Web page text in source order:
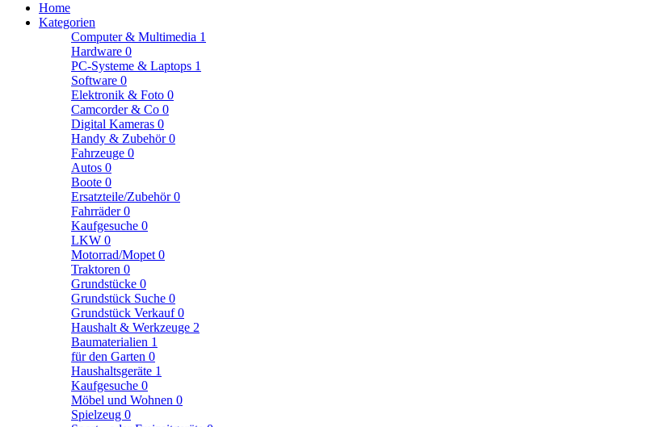
Home
Kategorien
Computer & Multimedia 1
Hardware 0
PC-Systeme & Laptops 1
Software 0
Elektronik & Foto 0
Camcorder & Co 0
Digital Kameras 0
Handy & Zubehör0
Fahrzeuge 0
Autos 0
Boote 0
Ersatzteile/Zubehör0
Fahrräder0
Kaufgesuche 0
LKW 0
Motorrad/Mopet 0
Traktoren 0
Grundstücke 0
Grundstück Suche 0
Grundstück Verkauf0
Haushalt & Werkzeuge 2
Baumaterialien 1
für den Garten 0
Haushaltsgeräte 1
Kaufgesuche 0
Möbel und Wohnen 0
Spielzeug 0